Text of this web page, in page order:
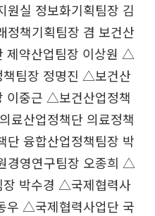
실 정보화기획팀장 김
책기획팀장 겸 보건산
제약산업팀장 이상원 △
책팀장 정명진 △보건산
이중근 △보건산업정책
료산업정책단 의료정책
융합산업정책팀장 박
경영연구팀장 오종희 △
장 박수경 △국제협력사
우 △국제협력사업단 국